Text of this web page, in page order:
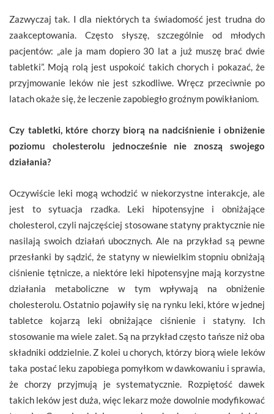
Zazwyczaj tak. I dla niektórych ta świadomość jest trudna do
zaakceptowania. Często słyszę, szczególnie od młodych
pacjentów: „ale ja mam dopiero 30 lat a już muszę brać dwie
tabletki”. Moją rolą jest uspokoić takich chorych i pokazać, że
przyjmowanie leków nie jest szkodliwe. Wręcz przeciwnie po
latach okaże się, że leczenie zapobiegło groźnym powikłaniom.
Czy tabletki, które chorzy biorą na nadciśnienie i obniżenie
poziomu cholesterolu jednocześnie nie znoszą swojego
działania?
Oczywiście leki mogą wchodzić w niekorzystne interakcje, ale
jest to sytuacja rzadka. Leki hipotensyjne i obniżające
cholesterol, czyli najczęściej stosowane statyny praktycznie nie
nasilają swoich działań ubocznych. Ale na przykład są pewne
przesłanki by sądzić, że statyny w niewielkim stopniu obniżają
ciśnienie tętnicze, a niektóre leki hipotensyjne mają korzystne
działania metaboliczne w tym wpływają na obniżenie
cholesterolu. Ostatnio pojawiły się na rynku leki, które w jednej
tabletce kojarzą leki obniżające ciśnienie i statyny. Ich
stosowanie ma wiele zalet. Są na przykład często tańsze niż oba
składniki oddzielnie. Z kolei u chorych, którzy biorą wiele leków
taka postać leku zapobiega pomyłkom w dawkowaniu i sprawia,
że chorzy przyjmują je systematycznie. Rozpiętość dawek
takich leków jest duża, więc lekarz może dowolnie modyfikować